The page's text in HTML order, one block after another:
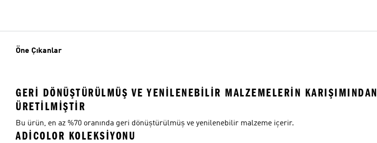
Öne Çıkanlar
GERI DÖNÜŞTÜRÜLMÜŞ VE YENILENEBILIR MALZEMELERIN KARIŞIMINDAN
ÜRETILMIŞTIR
Bu ürün, en az %70 oranında geri dönüştürülmüş ve yenilenebilir malzeme içerir.
ADICOLOR KOLEKSIYONU